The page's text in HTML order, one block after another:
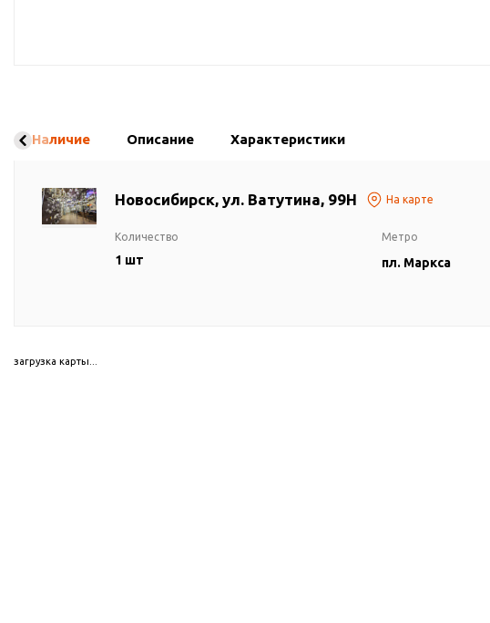
Наличие Описание Характеристики
Новосибирск, ул. Ватутина, 99Н На карте
Количество
1 шт
Метро
пл. Маркса
загрузка карты...